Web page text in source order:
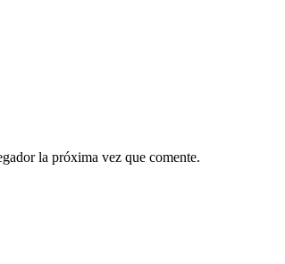
la próxima vez que comente.